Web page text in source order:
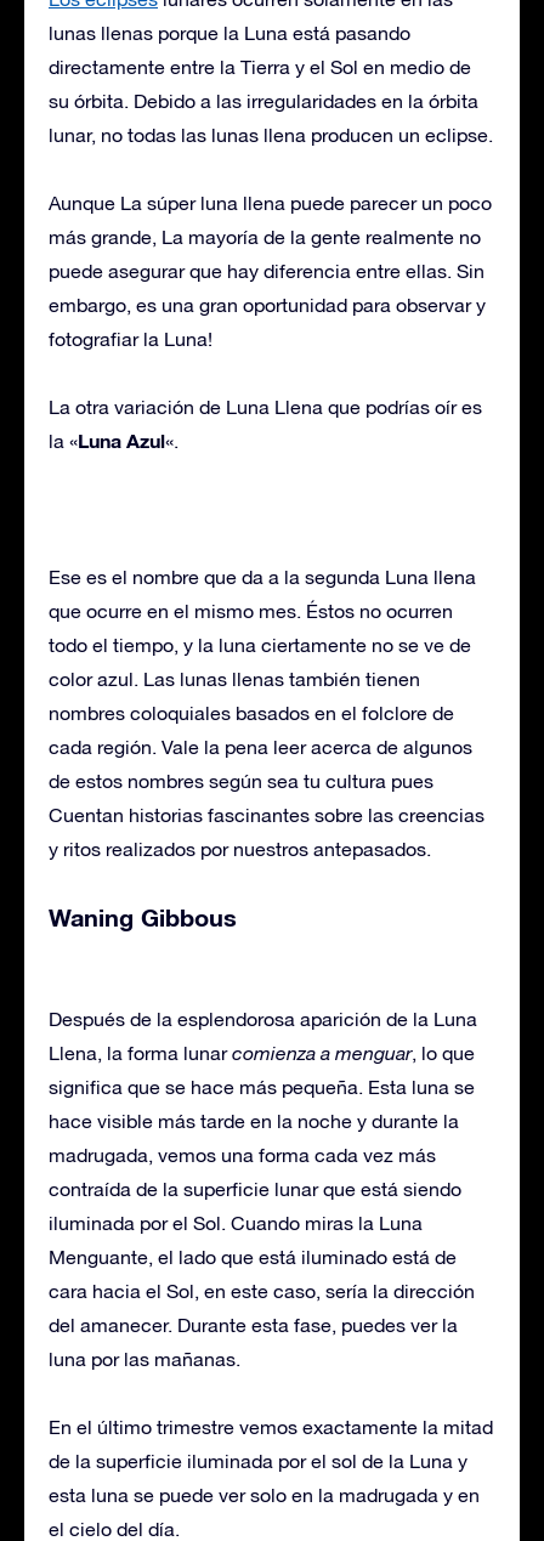
lunas llenas porque la Luna está pasando
directamente entre la Tierra y el Sol en medio de
su órbita. Debido a las irregularidades en la órbita
lunar, no todas las lunas llena producen un eclipse.
Aunque La súper luna llena puede parecer un poco
más grande, La mayoría de la gente realmente no
puede asegurar que hay diferencia entre ellas. Sin
embargo, es una gran oportunidad para observar y
fotografiar la Luna!
La otra variación de Luna Llena que podrías oír es
la «Luna Azul«.
Ese es el nombre que da a la segunda Luna llena
que ocurre en el mismo mes. Éstos no ocurren
todo el tiempo, y la luna ciertamente no se ve de
color azul. Las lunas llenas también tienen
nombres coloquiales basados ​​en el folclore de
cada región. Vale la pena leer acerca de algunos
de estos nombres según sea tu cultura pues
Cuentan historias fascinantes sobre las creencias
y ritos realizados por nuestros antepasados.
Waning Gibbous
Después de la esplendorosa aparición de la Luna
Llena, la forma lunarcomienza a menguar, lo que
significa que se hace más pequeña. Esta luna se
hace visible más tarde en la noche y durante la
madrugada, vemos una forma cada vez más
contraída de la superficie lunar que está siendo
iluminada por el Sol. Cuando miras la Luna
Menguante, el lado que está iluminado está de
cara hacia el Sol, en este caso, sería la dirección
del amanecer. Durante esta fase, puedes ver la
luna por las mañanas.
En el último trimestre vemos exactamente la mitad
de la superficie iluminada por el sol de la Luna y
esta luna se puede ver solo en la madrugada y en
el cielo del día.